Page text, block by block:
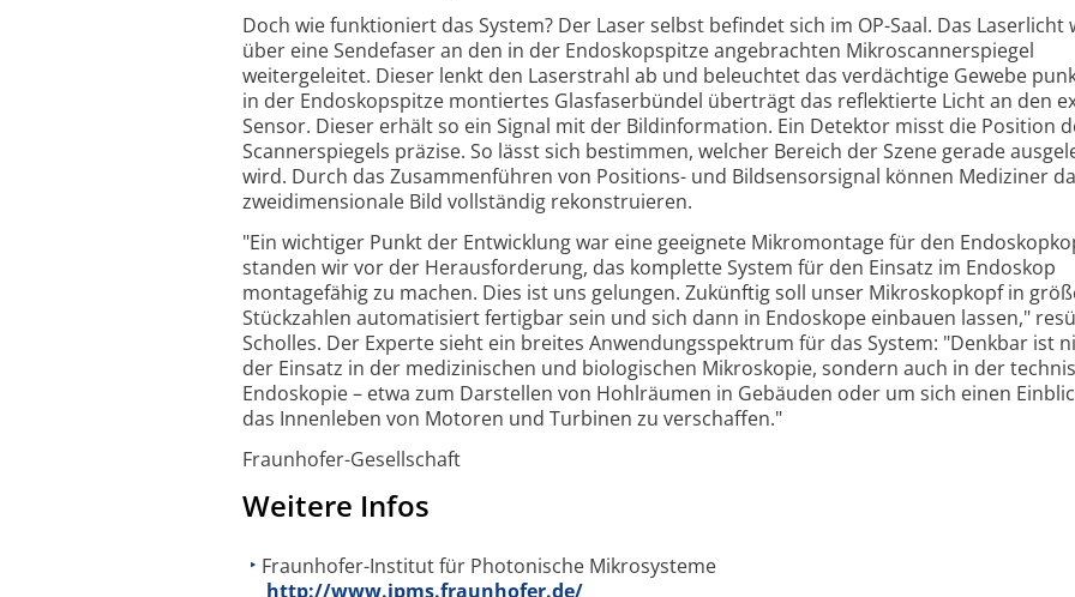
Doch wie funktioniert das System? Der Laser selbst befindet sich im OP-Saal. Das Laserlicht
über eine Sendefaser an den in der Endoskopspitze angebrachten Mikroscannerspiegel
weitergeleitet. Dieser lenkt den Laserstrahl ab und beleuchtet das verdächtige Gewebe
in der Endoskopspitze montiertes Glasfaserbündel überträgt das reflektierte Licht an den
Sensor. Dieser erhält so ein Signal mit der Bildinformation. Ein Detektor misst die Position
Scannerspiegels präzise. So lässt sich bestimmen, welcher Bereich der Szene gerade
wird. Durch das Zusammenführen von Positions- und Bildsensorsignal können Mediziner
zweidimensionale Bild vollständig rekonstruieren.
"Ein wichtiger Punkt der Entwicklung war eine geeignete Mikromontage für den
standen wir vor der Herausforderung, das komplette System für den Einsatz im Endoskop
montagefähig zu machen. Dies ist uns gelungen. Zukünftig soll unser Mikroskopkopf in
Stückzahlen automatisiert fertigbar sein und sich dann in Endoskope einbauen lassen,"
Scholles. Der Experte sieht ein breites Anwendungsspektrum für das System: "Denkbar ist
der Einsatz in der medizinischen und biologischen Mikroskopie, sondern auch in der
Endoskopie – etwa zum Darstellen von Hohlräumen in Gebäuden oder um sich einen
das Innenleben von Motoren und Turbinen zu verschaffen."
Fraunhofer-Gesellschaft
Weitere Infos
Fraunhofer-Institut für Photonische Mikrosysteme
http://www.ipms.fraunhofer.de/